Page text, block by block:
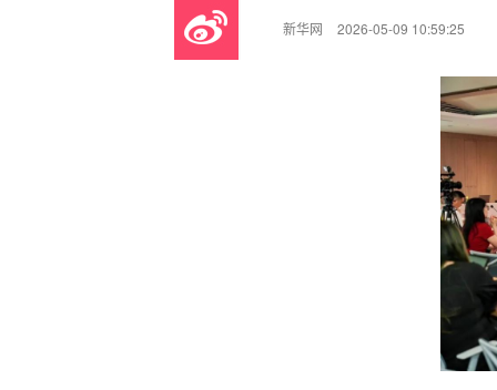
新华网 2026-05-09 10:59:25